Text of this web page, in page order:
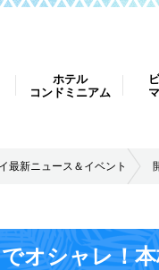
ホテル
コンドミニアム
最新ニュース＆イベント
オシャレ！